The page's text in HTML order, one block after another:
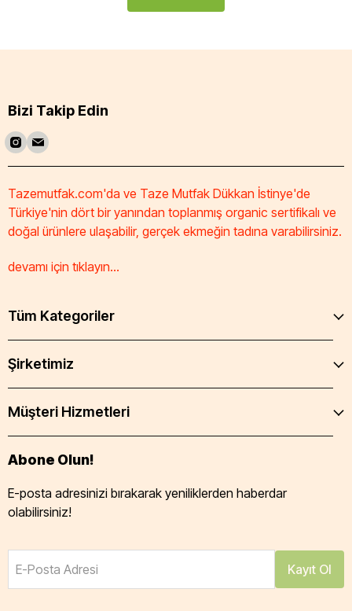
Bizi Takip Edin
Tazemutfak.com'da ve Taze Mutfak Dükkan İstinye'de
Türkiye'nin dört bir yanından toplanmış organic sertifikalı ve
doğal ürünlere ulaşabilir, gerçek ekmeğin tadına varabilirsiniz.
devamı için tıklayın...
Tüm Kategoriler
Şirketimiz
Müşteri Hizmetleri
Abone Olun!
E-posta adresinizi bırakarak yeniliklerden haberdar
olabilirsiniz!
E-Posta Adresi Kayıt Ol